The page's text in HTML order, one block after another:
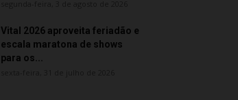
Vital 2026 aproveita feriadão e
escala maratona de shows
para os...